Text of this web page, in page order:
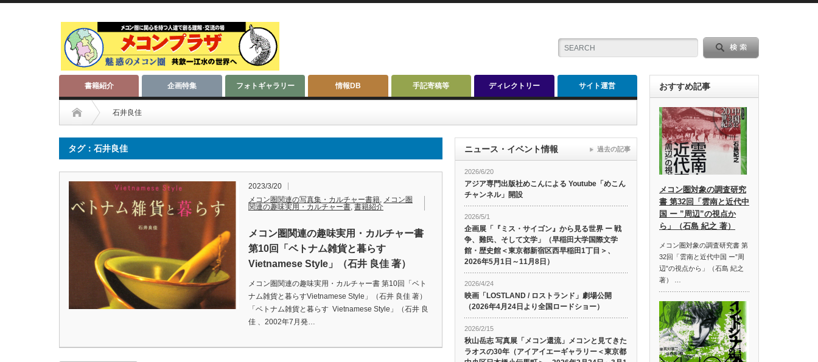
書籍紹介 企画特集 フォトギャラリー 情報DB 手記寄稿等 ディレクトリー サイト運営
石井良佳
タグ：石井良佳
2023/3/20
メコン圏関連の写真集・カルチャー書籍, メコン圏
関連の趣味実用・カルチャー書, 書籍紹介
メコン圏関連の趣味実用・カルチャー書
第10回「ベトナム雑貨と暮らす
Vietnamese Style」（石井 良佳 著）
メコン圏関連の趣味実用・カルチャー書 第10回「ベト
ナム雑貨と暮らすVietnamese Style」（石井 良佳 著）
「ベトナム雑貨と暮らす Vietnamese Style」（石井 良
佳 、2002年7月発…
ニュース・イベント情報
2026/6/20
アジア専門出版社めこんによる Youtube「めこん
チャンネル」開設
2026/5/1
企画展「『ミス・サイゴン』から見る世界 ー 戦
争、難民、そして文学」（早稲田大学国際文学
館・歴史館＜東京都新宿区西早稲田1丁目＞、
2026年5月1日～11月8日）
2026/4/24
映画「LOSTLAND / ロストランド」劇場公開
（2026年4月24日より全国ロードショー）
2026/2/15
秋山岳志 写真展「メコン還流」メコンと見てきた
ラオスの30年（アイアイエーギャラリー＜東京都
過去の記事
おすすめ記事
メコン圏対象の調査研究
書 第32回「雲南と近代中
国 ー ”周辺”の視点か
ら」（石島 紀之 著）
メコン圏対象の調査研究書 第
32回「雲南と近代中国 ー”周
辺”の視点から」（石島 紀之
著） …